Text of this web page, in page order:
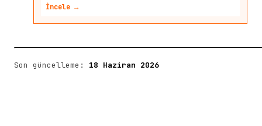
İncele →
Son güncelleme: 18 Haziran 2026